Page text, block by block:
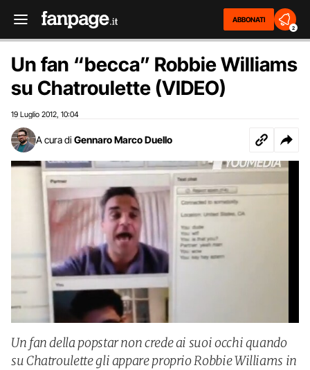
ABBONATI
2
Un fan “becca” Robbie Williams
su Chatroulette (VIDEO)
19 Luglio 2012 10:04
A cura di Gennaro Marco Duello
Un fan della popstar non crede ai suoi occhi quando
su Chatroulette gli appare proprio Robbie Williams in